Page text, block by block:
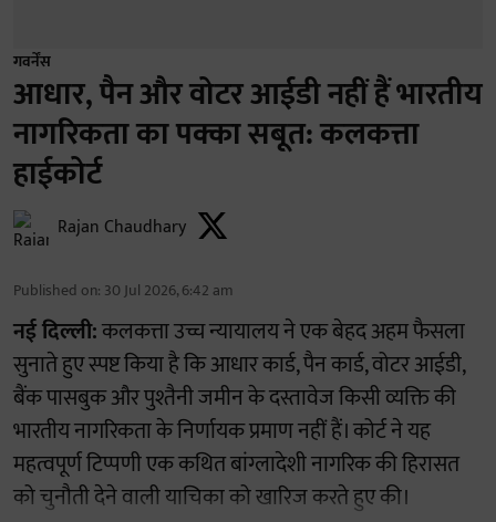
गवर्नेंस
आधार, पैन और वोटर आईडी नहीं हैं भारतीय
नागरिकता का पक्का सबूत: कलकत्ता
हाईकोर्ट
Rajan Chaudhary
Published on: 30 Jul 2026, 6:42 am
नई दिल्ली:कलकत्ता उच्च न्यायालय ने एक बेहद अहम फैसला
सुनाते हुए स्पष्ट किया है कि आधार कार्ड, पैन कार्ड, वोटर आईडी,
बैंक पासबुक और पुश्तैनी जमीन के दस्तावेज किसी व्यक्ति की
भारतीय नागरिकता के निर्णायक प्रमाण नहीं हैं। कोर्ट ने यह
महत्वपूर्ण टिप्पणी एक कथित बांग्लादेशी नागरिक की हिरासत
को चुनौती देने वाली याचिका को खारिज करते हुए की।